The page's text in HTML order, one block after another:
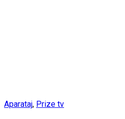
Aparataj, Prize tv